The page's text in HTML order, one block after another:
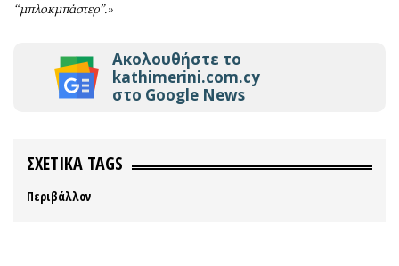
“μπλοκμπάστερ”.»
Ακολουθήστε το
kathimerini.com.cy
στο Google News
ΣΧΕΤΙΚΑ TAGS
Περιβάλλον